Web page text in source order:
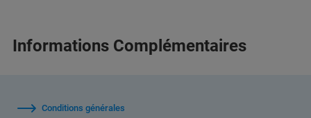
Informations Complémentaires
Conditions générales